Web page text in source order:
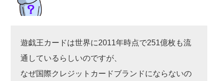
遊戯王カードは世界に2011年時点で251億枚も流
通しているらしいのですが、
なぜ国際クレジットカードブランドにならないの